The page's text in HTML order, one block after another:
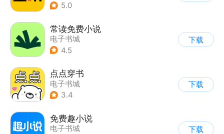
5.0
常读免费小说
电子书城
4.5
下载
点点穿书
电子书城
3.4
下载
免费趣小说
电子书城
下载